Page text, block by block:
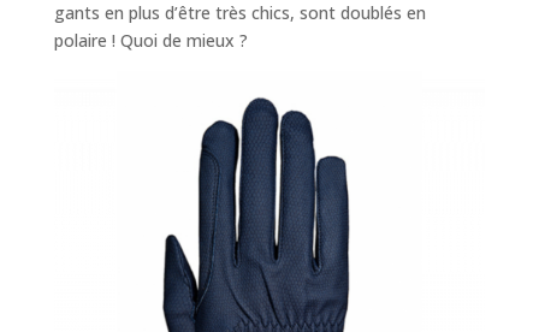
gants en plus d’être très chics, sont doublés en
polaire ! Quoi de mieux ?